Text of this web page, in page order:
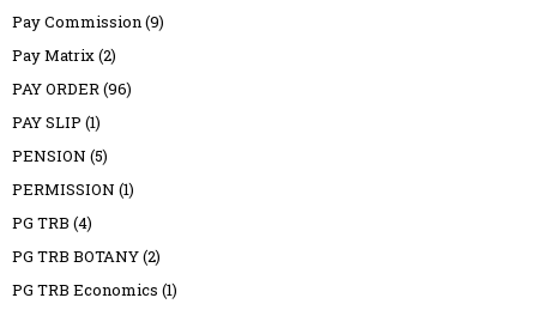
Pay Commission(9)
Pay Matrix(2)
PAY ORDER(96)
PAY SLIP (1)
PENSION (5)
PERMISSION (1)
PG TRB (4)
PG TRB BOTANY(2)
PG TRB Economics (1)